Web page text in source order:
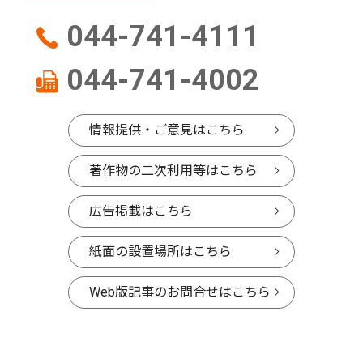
044-741-4111
044-741-4002
情報提供・ご意見はこちら
著作物の二次利用等はこちら
広告掲載はこちら
紙面の設置場所はこちら
Web版記事のお問合せはこちら